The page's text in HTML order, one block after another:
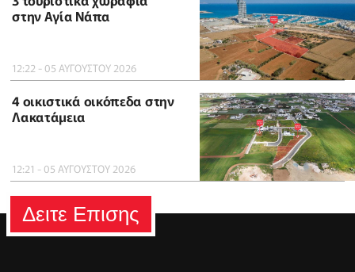
στην Αγία Νάπα
12:22 - 05 ΑΥΓΟΥΣΤΟΥ 2026
4 οικιστικά οικόπεδα στην
Λακατάμεια
12:21 - 05 ΑΥΓΟΥΣΤΟΥ 2026
Δειτε Επισης